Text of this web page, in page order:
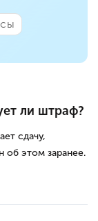
ли штраф?
сдачу,
об этом заранее.